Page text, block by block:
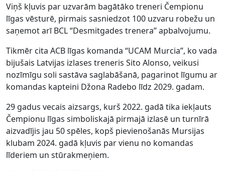
Viņš kļuvis par uzvarām bagātāko treneri Čempionu
līgas vēsturē, pirmais sasniedzot 100 uzvaru robežu un
saņemot arī BCL “Desmitgades trenera” apbalvojumu.
Tikmēr cita ACB līgas komanda “UCAM Murcia”, ko vada
bijušais Latvijas izlases treneris Sito Alonso, veikusi
nozīmīgu soli sastāva saglabāšanā, pagarinot līgumu ar
komandas kapteini Džona Radebo līdz 2029. gadam.
29 gadus vecais aizsargs, kurš 2022. gadā tika iekļauts
Čempionu līgas simboliskajā pirmajā izlasē un turnīrā
aizvadījis jau 50 spēles, kopš pievienošanās Mursijas
klubam 2024. gadā kļuvis par vienu no komandas
līderiem un stūrakmeņiem.